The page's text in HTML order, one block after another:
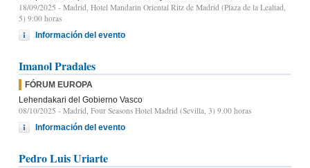
18/09/2025 - Madrid, Hotel Mandarin Oriental Ritz de Madrid (Plaza de la Lealtad,
5) 9:00 horas
Información del evento
Imanol Pradales
FÓRUM EUROPA
Lehendakari del Gobierno Vasco
08/10/2025 - Madrid, Four Seasons Hotel Madrid (Sevilla, 3) 9.00 horas
Información del evento
Pedro Luis Uriarte